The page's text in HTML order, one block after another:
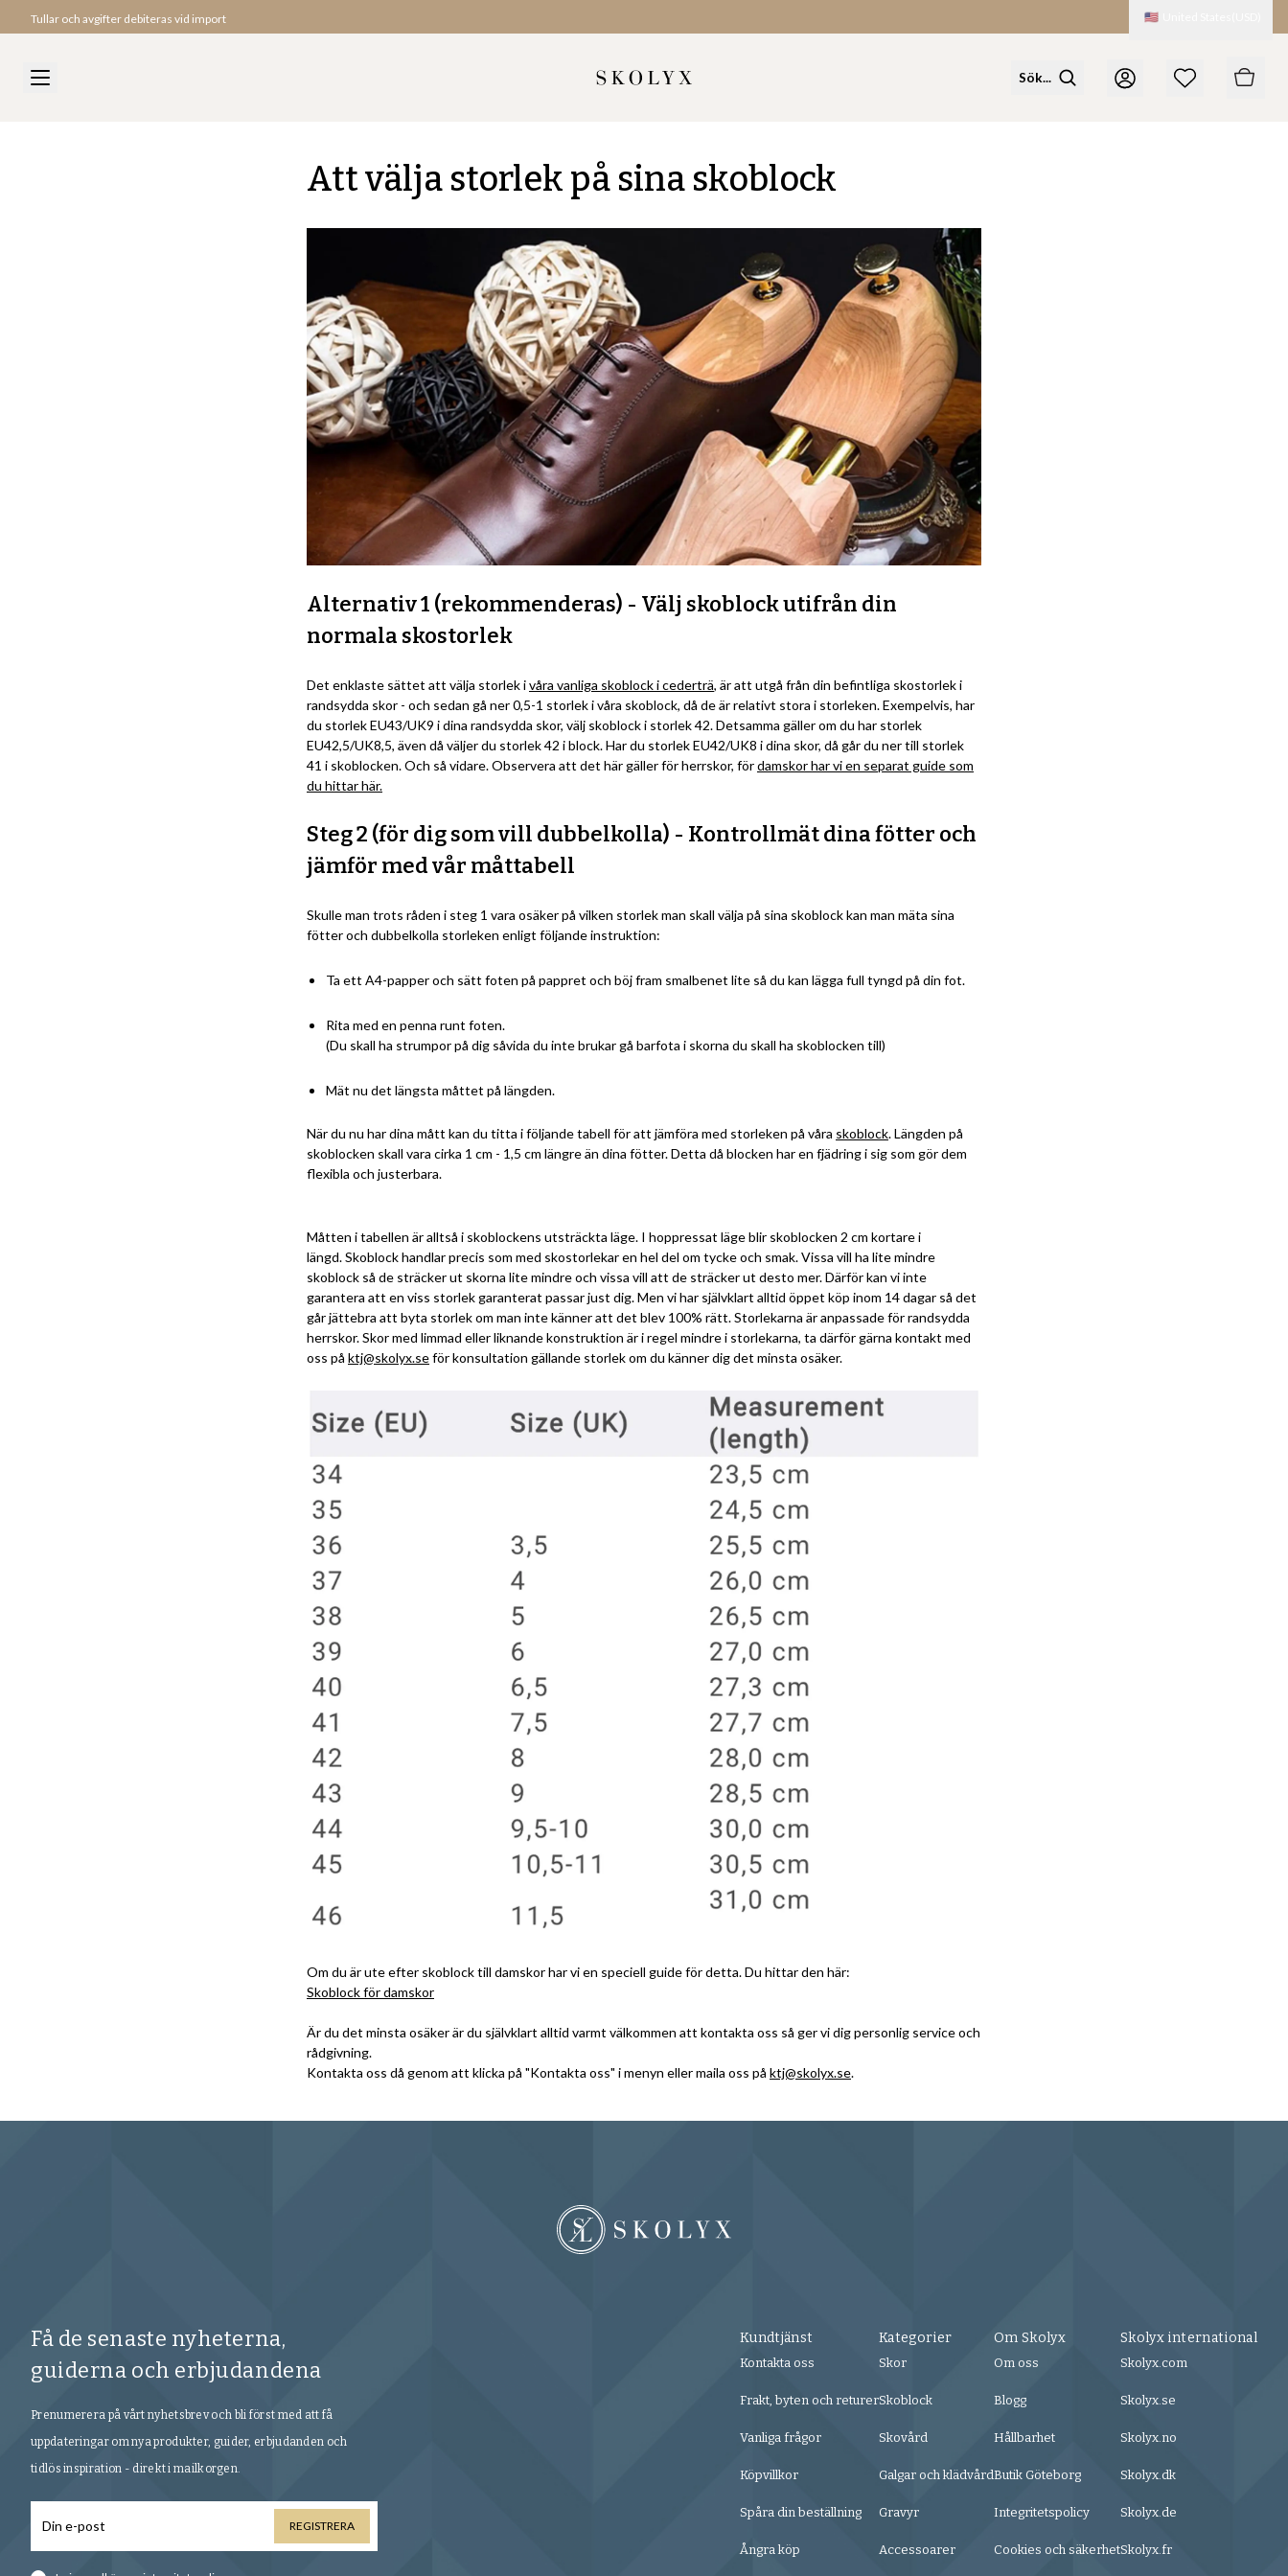
Tullar och avgifter debiteras vid import 🇺🇸
Att välja storlek på sina skoblock
Alternativ 1 (rekommenderas) - Välj skoblock utifrån din
normala skostorlek
Det enklaste sättet att välja storlek ivåra vanliga skoblock i cederträ, är att utgå från din befintliga skostorlek i
randsydda skor - och sedan gå ner 0,5-1 storlek i våra skoblock, då de är relativt stora i storleken. Exempelvis, har
du storlek EU43/UK9 i dina randsydda skor, välj skoblock i storlek 42. Detsamma gäller om du har storlek
EU42,5/UK8,5, även då väljer du storlek 42 i block. Har du storlek EU42/UK8 i dina skor, då går du ner till storlek
41 i skoblocken. Och så vidare. Observera att det här gäller för herrskor, fördamskor har vi en separat guide som
du hittar här.
Steg 2 (för dig som vill dubbelkolla) - Kontrollmät dina fötter och
jämför med vår måttabell
Skulle man trots råden i steg 1 vara osäker på vilken storlek man skall välja på sina skoblock kan man mäta sina
fötter och dubbelkolla storleken enligt följande instruktion:
Ta ett A4-papper och sätt foten på pappret och böj fram smalbenet lite så du kan lägga full tyngd på din fot.
Rita med en penna runt foten.
(Du skall ha strumpor på dig såvida du inte brukar gå barfota i skorna du skall ha skoblocken till)
Mät nu det längsta måttet på längden.
När du nu har dina mått kan du titta i följande tabell för att jämföra med storleken på våra skoblock. Längden på
skoblocken skall vara cirka 1 cm - 1,5 cm längre än dina fötter. Detta då blocken har en fjädring i sig som gör dem
flexibla och justerbara.
Måtten i tabellen är alltså i skoblockens utsträckta läge. I hoppressat läge blir skoblocken 2 cm kortare i
längd. Skoblock handlar precis som med skostorlekar en hel del om tycke och smak. Vissa vill ha lite mindre
skoblock så de sträcker ut skorna lite mindre och vissa vill att de sträcker ut desto mer. Därför kan vi inte
garantera att en viss storlek garanterat passar just dig. Men vi har självklart alltid öppet köp inom 14 dagar så det
går jättebra att byta storlek om man inte känner att det blev 100% rätt. Storlekarna är anpassade för randsydda
herrskor. Skor med limmad eller liknande konstruktion är i regel mindre i storlekarna, ta därför gärna kontakt med
oss på ktj@skolyx.seför konsultation gällande storlek om du känner dig det minsta osäker.
Om du är ute efter skoblock till damskor har vi en speciell guide för detta. Du hittar den här:
Skoblock för damskor
Är du det minsta osäker är du självklart alltid varmt välkommen att kontakta oss så ger vi dig personlig service och
rådgivning.
Kontakta oss då genom att klicka på "Kontakta oss" i menyn eller maila oss på ktj@skolyx.se.
Få de senaste nyheterna,
guiderna och erbjudandena
Prenumerera på vårt nyhetsbrev och bli först med att få
uppdateringar om nya produkter, guider, erbjudanden och
tidlös inspiration - direkt i mailkorgen.
REGISTRERA
Kundtjänst
Kontakta oss
Frakt, byten och returer
Vanliga frågor
Köpvillkor
Spåra din beställning
Ångra köp
Kategorier
Skor
Skoblock
Skovård
Galgar och klädvård
Gravyr
Accessoarer
Om Skolyx
Om oss
Blogg
Hållbarhet
Butik Göteborg
Integritetspolicy
Cookies och säkerhet
Skolyx international
Skolyx.com
Skolyx.se
Skolyx.no
Skolyx.dk
Skolyx.de
Skolyx.fr